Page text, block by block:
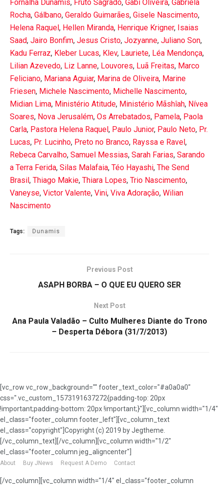
Fornalha Dunamis, Fruto Sagrado, Gabi Oliveira, Gabriela
Rocha, Gálbano, Geraldo Guimarães, Gisele Nascimento,
Helena Raquel, Hellen Miranda, Henrique Krigner, Isaias
Saad, Jairo Bonfim, Jesus Cristo, Jozyanne, Juliano Son,
Kadu Ferraz, Kleber Lucas, Klev, Lauriete, Léa Mendonça,
Lilian Azevedo, Liz Lanne, Louvores, Luã Freitas, Marco
Feliciano, Mariana Aguiar, Marina de Oliveira, Marine
Friesen, Michele Nascimento, Michelle Nascimento,
Midian Lima, Ministério Atitude, Ministério Mãshîah, Nívea
Soares, Nova Jerusalém, Os Arrebatados, Pamela, Paola
Carla, Pastora Helena Raquel, Paulo Junior, Paulo Neto, Pr.
Lucas, Pr. Lucinho, Preto no Branco, Rayssa e Ravel,
Rebeca Carvalho, Samuel Messias, Sarah Farias, Sarando
a Terra Ferida, Silas Malafaia, Téo Hayashi, The Send
Brasil, Thiago Makie, Thiara Lopes, Trio Nascimento,
Vaneyse, Victor Valente, Vini, Viva Adoração, Wilian
Nascimento
Tags: Dunamis
Previous Post
ASAPH BORBA – O QUE EU QUERO SER
Next Post
Ana Paula Valadão – Culto Mulheres Diante do Trono
– Desperta Débora (31/7/2013)
[vc_row vc_row_background="" footer_text_color="#a0a0a0"
css=".vc_custom_1573191637272{padding-top: 20px
!important;padding-bottom: 20px !important;}"][vc_column width="1/4"
el_class="footer_column footer_left"][vc_column_text
el_class="copyright"]Copyright (c) 2019 by Jegtheme.
[/vc_column_text][/vc_column][vc_column width="1/2"
el_class="footer_column jeg_aligncenter"]
About Buy JNews Request A Demo Contact
[/vc_column][vc_column width="1/4" el_class="footer_column